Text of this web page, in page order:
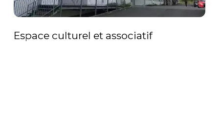
Espace culturel et associatif